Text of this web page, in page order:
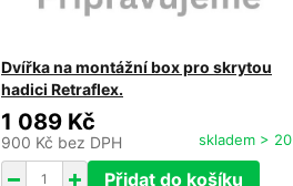
Dvířka na montážní box pro skrytou
hadici Retraflex.
1 089 Kč
900 Kč bez DPH skladem > 20
Přidat do košíku